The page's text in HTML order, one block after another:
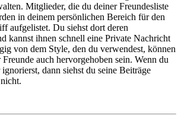
Mitglieder, die du deiner Freundesliste
in deinem persönlichen Bereich für den
aufgelistet. Du siehst dort deren
kannst ihnen schnell eine Private Nachricht
von dem Style, den du verwendest, können
auch hervorgehoben sein. Wenn du
dann siehst du seine Beiträge